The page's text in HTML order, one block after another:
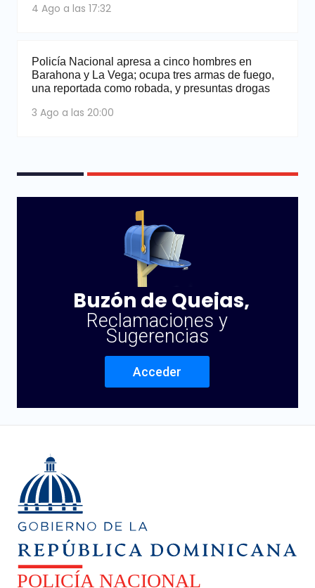
4 Ago a las 17:32
Policía Nacional apresa a cinco hombres en
Barahona y La Vega; ocupa tres armas de fuego,
una reportada como robada, y presuntas drogas
3 Ago a las 20:00
Buzón de Quejas,
Reclamaciones y
Sugerencias
Acceder